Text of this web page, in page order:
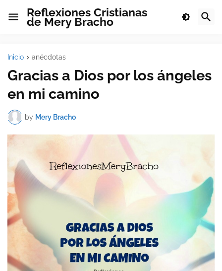
Reflexiones Cristianas
de Mery Bracho
Inicio anécdotas
Gracias a Dios por los ángeles
en mi camino
by Mery Bracho